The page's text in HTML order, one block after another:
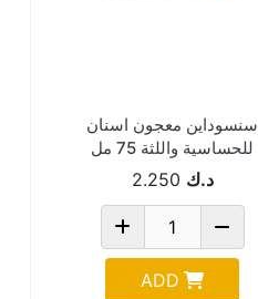
سنسوداين معجون اسنان
للحساسية واللثة 75 مل
د.ك 2.250
ADD